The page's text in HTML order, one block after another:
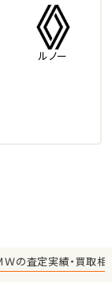
ルノー
Ｗの査定実績・買取相